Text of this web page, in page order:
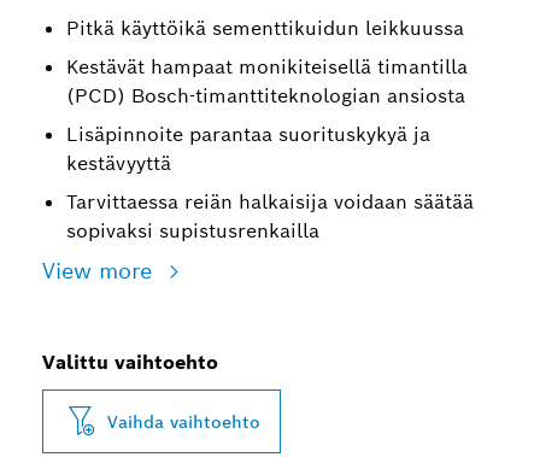
Pitkä käyttöikä sementtikuidun leikkuussa
Kestävät hampaat monikiteisellä timantilla
(PCD) Bosch-timanttiteknologian ansiosta
Lisäpinnoite parantaa suorituskykyä ja
kestävyyttä
Tarvittaessa reiän halkaisija voidaan säätää
sopivaksi supistusrenkailla
View more
Valittu vaihtoehto
Vaihda vaihtoehto